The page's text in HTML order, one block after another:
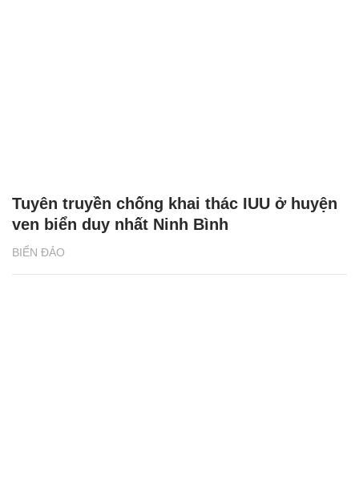
BIỂN ĐẢO
Tuyên truyền chống khai thác IUU ở huyện
ven biển duy nhất Ninh Bình